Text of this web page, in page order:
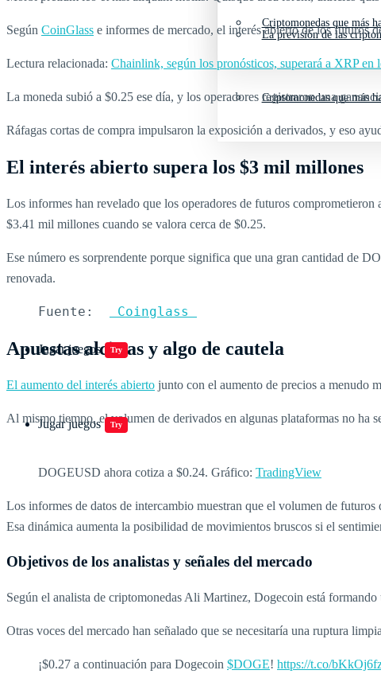
Criptomonedas que más
Jugar juegos Try
La previsión de las
Criptomonedas que más
Jugar juegos Try
Según CoinGlass e informes de mercado, el interés abierto de los futuros
Lectura relacionada: Chainlink, según los pronósticos, superará a XRP en
La moneda subió a $0.25 ese día, y los operadores registraron una
Ráfagas cortas de compra impulsaron la exposición a derivados, y eso
El interés abierto supera los $3 mil millones
Los informes han revelado que los operadores de futuros
$3.41 mil millones cuando se valora cerca de $0.25.
Ese número es sorprendente porque significa que una gran cantidad de
renovada.
   Fuente:
Coinglass
Apuestas alcistas y algo de cautela
El aumento del interés abierto junto con el aumento de precios a menudo
Al mismo tiempo, el volumen de derivados en algunas plataformas no
DOGEUSD ahora cotiza a $0.24. Gráfico: TradingView
Los informes de datos de intercambio muestran que el volumen de
Esa dinámica aumenta la posibilidad de movimientos bruscos si el
Objetivos de los analistas y señales del mercado
Según el analista de criptomonedas Ali Martinez, Dogecoin está
Otras voces del mercado han señalado que se necesitaría una ruptura
¡$0.27 a continuación para Dogecoin $DOGE! https://t.co/